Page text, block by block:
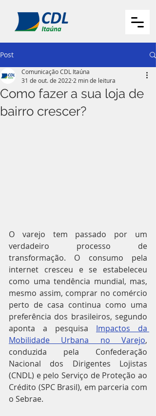
Post
Como fazer a sua loja de
bairro crescer?
Comunicação CDL Itaúna
31 de out. de 2022 2 min de leitura
O varejo tem passado por um
verdadeiro processo de
transformação. O consumo pela
internet cresceu e se estabeleceu
como uma tendência mundial, mas,
mesmo assim, comprar no comércio
perto de casa continua como uma
preferência dos brasileiros, segundo
aponta a pesquisa Impactos da
Mobilidade Urbana no Varejo,
conduzida pela Confederação
Nacional dos Dirigentes Lojistas
(CNDL) e pelo Serviço de Proteção ao
Crédito (SPC Brasil), em parceria com
o Sebrae.